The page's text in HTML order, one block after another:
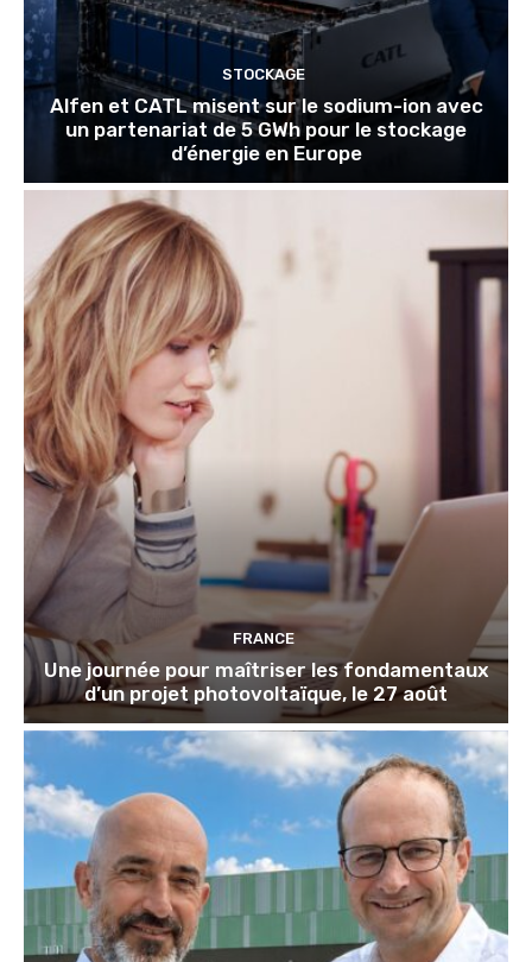
STOCKAGE
Alfen et CATL misent sur le sodium-ion avec
un partenariat de 5 GWh pour le stockage
d’énergie en Europe
FRANCE
Une journée pour maîtriser les fondamentaux
d’un projet photovoltaïque, le 27 août